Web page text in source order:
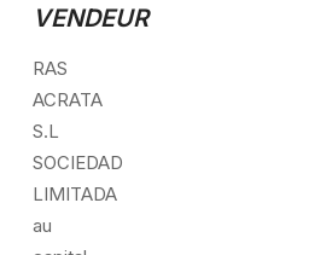
VENDEUR
RAS
ACRATA
S.L
SOCIEDAD
LIMITADA
au